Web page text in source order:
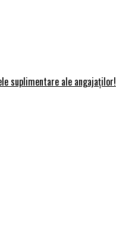
suplimentare ale angajaților!